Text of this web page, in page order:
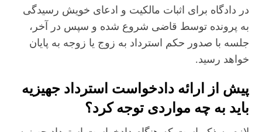
در دادگاه برای اثبات مالکیت و ادعای خویش رسیدگی
به پرونده توسط قاضی شروع شده و سپس در آخر،
جلسه با صدور حکم استرداد به زوج یا زوجه به پایان
خواهد رسید.
پیش از ارائه دادخواست استرداد جهیزیه
باید به چه مواردی توجه کرد؟